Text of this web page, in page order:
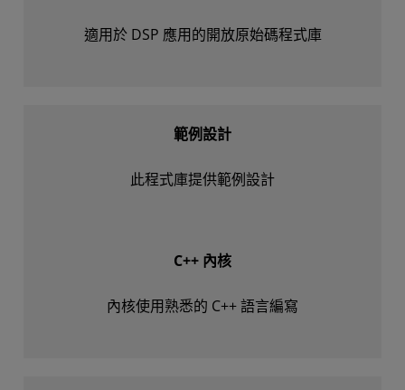
適用於 DSP 應用的開放原始碼程式庫
範例設計
此程式庫提供範例設計
C++ 內核
內核使用熟悉的 C++ 語言編寫